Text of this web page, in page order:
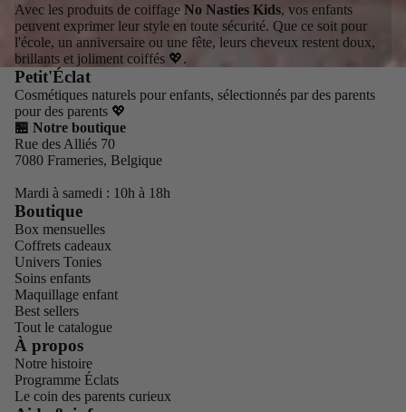
Avec les produits de coiffage No Nasties Kids, vos enfants
peuvent exprimer leur style en toute sécurité. Que ce soit pour
l'école, un anniversaire ou une fête, leurs cheveux restent doux,
brillants et joliment coiffés 💖.
Petit'Éclat
Cosmétiques naturels pour enfants, sélectionnés par des parents
pour des parents 💖
🏪 Notre boutique
Rue des Alliés 70
7080 Frameries, Belgique
Mardi à samedi : 10h à 18h
Boutique
Box mensuelles
Coffrets cadeaux
Univers Tonies
Soins enfants
Maquillage enfant
Best sellers
Tout le catalogue
À propos
Notre histoire
Programme Éclats
Le coin des parents curieux
Politique de confidentialité